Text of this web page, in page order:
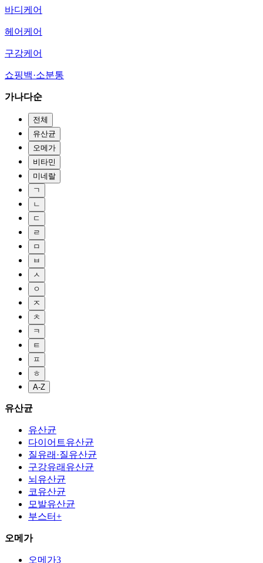
바디케어
헤어케어
구강케어
쇼핑백·소분통
가나다순
전체
유산균
오메가
비타민
미네랄
ㄱ
ㄴ
ㄷ
ㄹ
ㅁ
ㅂ
ㅅ
ㅇ
ㅈ
ㅊ
ㅋ
ㅌ
ㅍ
ㅎ
A-Z
유산균
유산균
다이어트유산균
질유래·질유산균
구강유래유산균
뇌유산균
코유산균
모발유산균
부스터+
오메가
오메가3